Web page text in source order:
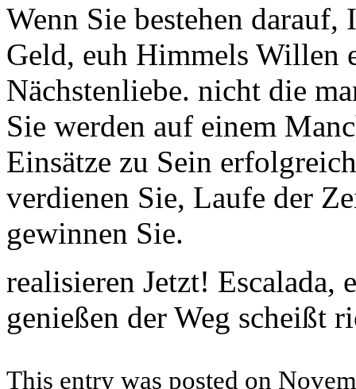
Wenn Sie bestehen
Geld, euh Himmels Willen
Nächstenliebe. nicht die
Sie werden auf einem
Einsätze zu Sein
verdienen Sie, Laufe der
gewinnen Sie.
realisieren Jetzt! Escalada,
genießen der Weg scheißt
This entry was posted on